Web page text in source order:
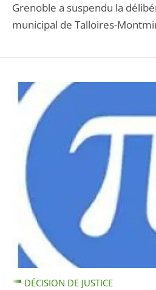
Grenoble a suspendu la
municipal de Talloires-
DÉCISION DE JUSTICE